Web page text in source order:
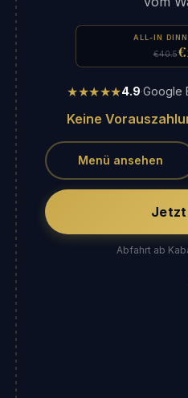
ALL-IN
€40.5
★★★★★4.9·Google
Keine
Menü ansehen
Jetzt
Abfahrt ab